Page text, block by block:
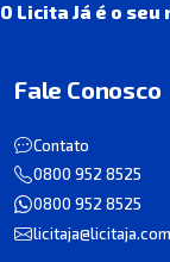
O Licita Já é o
Fale Conosco
Contato
0800 952 8525
0800 952 8525